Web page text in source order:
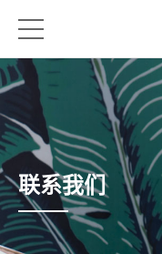
联系我们